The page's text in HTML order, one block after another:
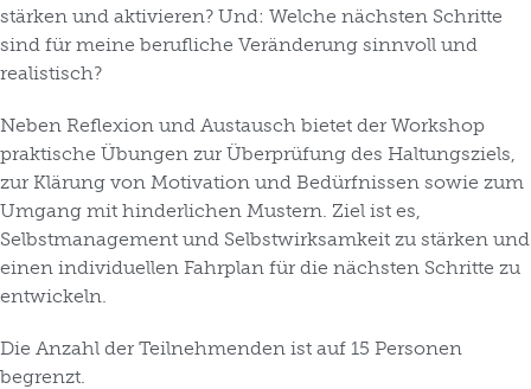
stärken und aktivieren? Und: Welche nächsten Schritte
sind für meine berufliche Veränderung sinnvoll und
realistisch?
Neben Reflexion und Austausch bietet der Workshop
praktische Übungen zur Überprüfung des Haltungsziels,
zur Klärung von Motivation und Bedürfnissen sowie zum
Umgang mit hinderlichen Mustern. Ziel ist es,
Selbstmanagement und Selbstwirksamkeit zu stärken und
einen individuellen Fahrplan für die nächsten Schritte zu
entwickeln.
Die Anzahl der Teilnehmenden ist auf 15 Personen
begrenzt.